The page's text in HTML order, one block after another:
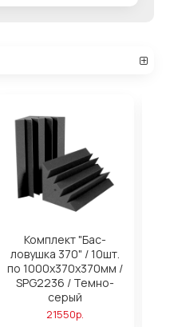
Комплект "Бас-
ловушка 370" / 10шт.
по 1000х370х370мм /
SPG2236 / Темно-
серый
21550р.